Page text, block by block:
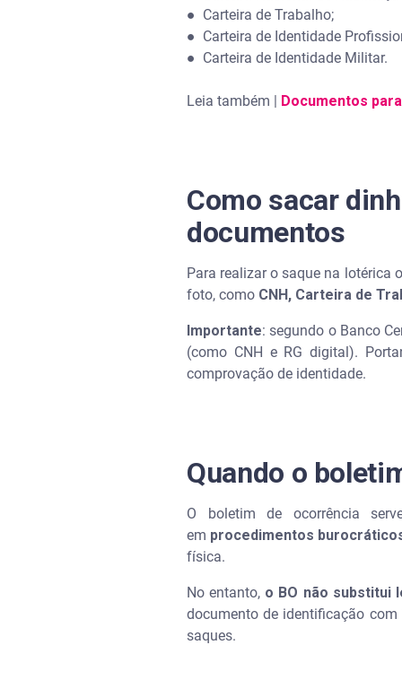
● Carteira de Trabalho;
● Carteira de Identidade
● Carteira de Identidade Militar.
Leia também | Documentos
Como sacar
documentos
Para realizar o saque na lotérica
foto, como CNH, Carteira de
Importante: segundo o Banco
(como CNH e RG digital).
comprovação de identidade.
Quando o
O boletim de ocorrência
em procedimentos
física.
No entanto, o BO não substitui
documento de identificação
saques.